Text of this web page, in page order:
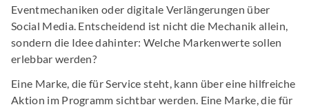
Eventmechaniken oder digitale Verlängerungen über
Social Media. Entscheidend ist nicht die Mechanik allein,
sondern die Idee dahinter: Welche Markenwerte sollen
erlebbar werden?
Eine Marke, die für Service steht, kann über eine hilfreiche
Aktion im Programm sichtbar werden. Eine Marke, die für